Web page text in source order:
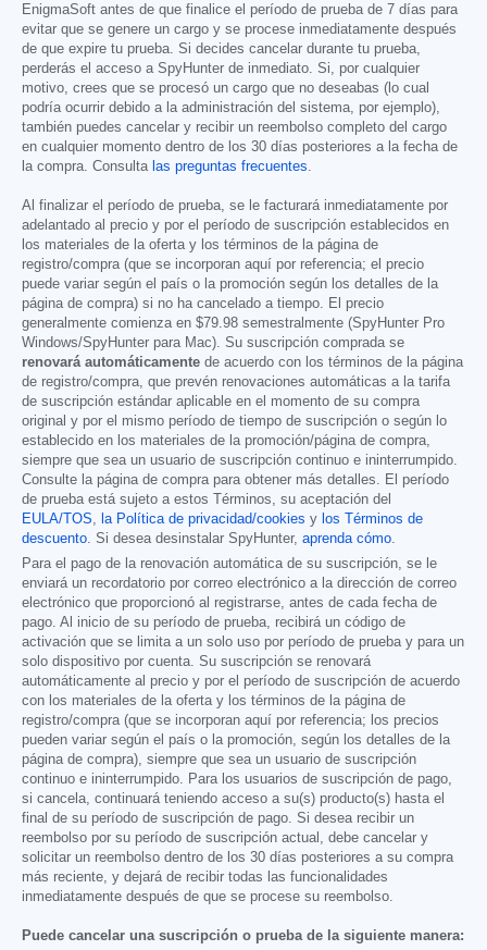
EnigmaSoft antes de que finalice el período de prueba de 7 días para
evitar que se genere un cargo y se procese inmediatamente después
de que expire tu prueba. Si decides cancelar durante tu prueba,
perderás el acceso a SpyHunter de inmediato. Si, por cualquier
motivo, crees que se procesó un cargo que no deseabas (lo cual
podría ocurrir debido a la administración del sistema, por ejemplo),
también puedes cancelar y recibir un reembolso completo del cargo
en cualquier momento dentro de los 30 días posteriores a la fecha de
la compra. Consulta las preguntas frecuentes.
Al finalizar el período de prueba, se le facturará inmediatamente por
adelantado al precio y por el período de suscripción establecidos en
los materiales de la oferta y los términos de la página de
registro/compra (que se incorporan aquí por referencia; el precio
puede variar según el país o la promoción según los detalles de la
página de compra) si no ha cancelado a tiempo. El precio
generalmente comienza en $79.98 semestralmente (SpyHunter Pro
Windows/SpyHunter para Mac). Su suscripción comprada se
renovará automáticamente de acuerdo con los términos de la página
de registro/compra, que prevén renovaciones automáticas a la tarifa
de suscripción estándar aplicable en el momento de su compra
original y por el mismo período de tiempo de suscripción o según lo
establecido en los materiales de la promoción/página de compra,
siempre que sea un usuario de suscripción continuo e ininterrumpido.
Consulte la página de compra para obtener más detalles. El período
de prueba está sujeto a estos Términos, su aceptación del
EULA/TOS, la Política de privacidad/cookies y los Términos de
descuento. Si desea desinstalar SpyHunter, aprenda cómo.
Para el pago de la renovación automática de su suscripción, se le
enviará un recordatorio por correo electrónico a la dirección de correo
electrónico que proporcionó al registrarse, antes de cada fecha de
pago. Al inicio de su período de prueba, recibirá un código de
activación que se limita a un solo uso por período de prueba y para un
solo dispositivo por cuenta. Su suscripción se renovará
automáticamente al precio y por el período de suscripción de acuerdo
con los materiales de la oferta y los términos de la página de
registro/compra (que se incorporan aquí por referencia; los precios
pueden variar según el país o la promoción, según los detalles de la
página de compra), siempre que sea un usuario de suscripción
continuo e ininterrumpido. Para los usuarios de suscripción de pago,
si cancela, continuará teniendo acceso a su(s) producto(s) hasta el
final de su período de suscripción de pago. Si desea recibir un
reembolso por su período de suscripción actual, debe cancelar y
solicitar un reembolso dentro de los 30 días posteriores a su compra
más reciente, y dejará de recibir todas las funcionalidades
inmediatamente después de que se procese su reembolso.
Puede cancelar una suscripción o prueba de la siguiente manera: